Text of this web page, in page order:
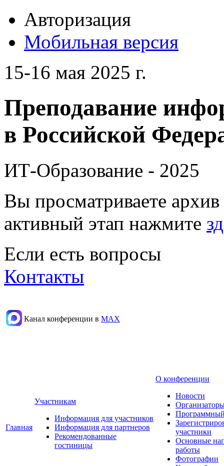
Авторизация
Мобильная версия
15-16 мая 2025 г.
Преподавание
в Российской
ИТ-Образование - 2025
Вы просматриваете
активный этап нажмите
Если есть вопросы
Контакты
Канал конференции в МАХ
Главная
Участникам
Информация для участников
Информация для партнеров
Рекомендованные
гостиницы
О конференции
Новости
участники
Основные
работы
Фотографии